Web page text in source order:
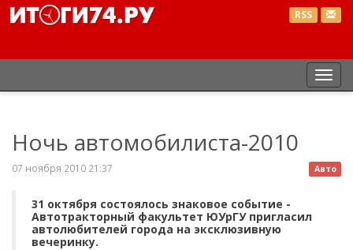
RSS
Ночь автомобилиста-2010
Авто
07 ноября 2010 21:37
31 октября состоялось знаковое событие -
Автотракторный факультет ЮУрГУ пригласил
автолюбителей города на эксклюзивную
вечеринку.